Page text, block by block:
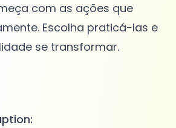
com as ações que
Escolha praticá-las e
se transformar.